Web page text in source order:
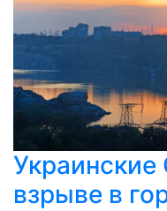
взрыве в